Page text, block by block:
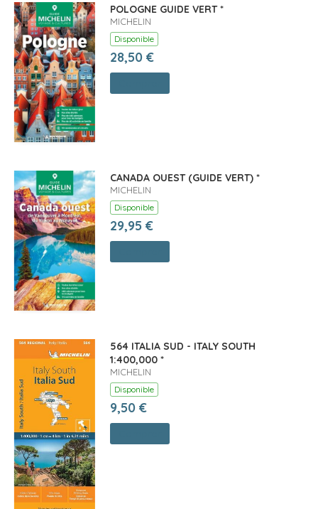
POLOGNE GUIDE VERT *
MICHELIN
Disponible
28,50 €
CANADA OUEST (GUIDE VERT) *
MICHELIN
Disponible
29,95 €
564 ITALIA SUD - ITALY SOUTH
1:400,000 *
MICHELIN
Disponible
9,50 €